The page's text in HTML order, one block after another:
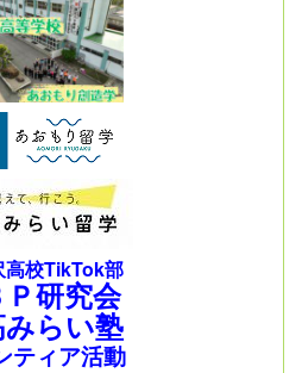
高校TikTok部
Ｐ研究会
みらい塾
ティア活動